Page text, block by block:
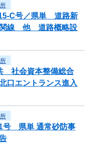
15-C号／県単 道路新
関線 他 道路概略設
社会資本整備総合
口エントランス進入
1号 県単 通常砂防事